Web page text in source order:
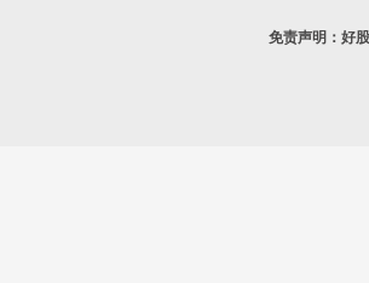
免责声明：好